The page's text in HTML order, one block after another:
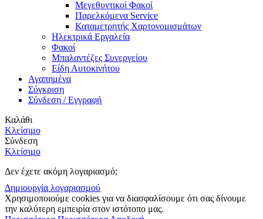
Μεγεθυντικοί Φακοί
Παρελκόμενα Service
Καταμετρητής Χαρτονομισμάτων
Ηλεκτρικά Εργαλεία
Φακοί
Μπαλαντέζες Συνεργείου
Είδη Αυτοκινήτου
Αγαπημένα
Σύγκριση
Σύνδεση / Εγγραφή
Καλάθι
Κλείσιμο
Σύνδεση
Κλείσιμο
Δεν έχετε ακόμη λογαριασμό;
Δημιουργία λογαριασμού
Χρησιμοποιούμε cookies για να διασφαλίσουμε ότι σας δίνουμε
την καλύτερη εμπειρία στον ιστότοπο μας.